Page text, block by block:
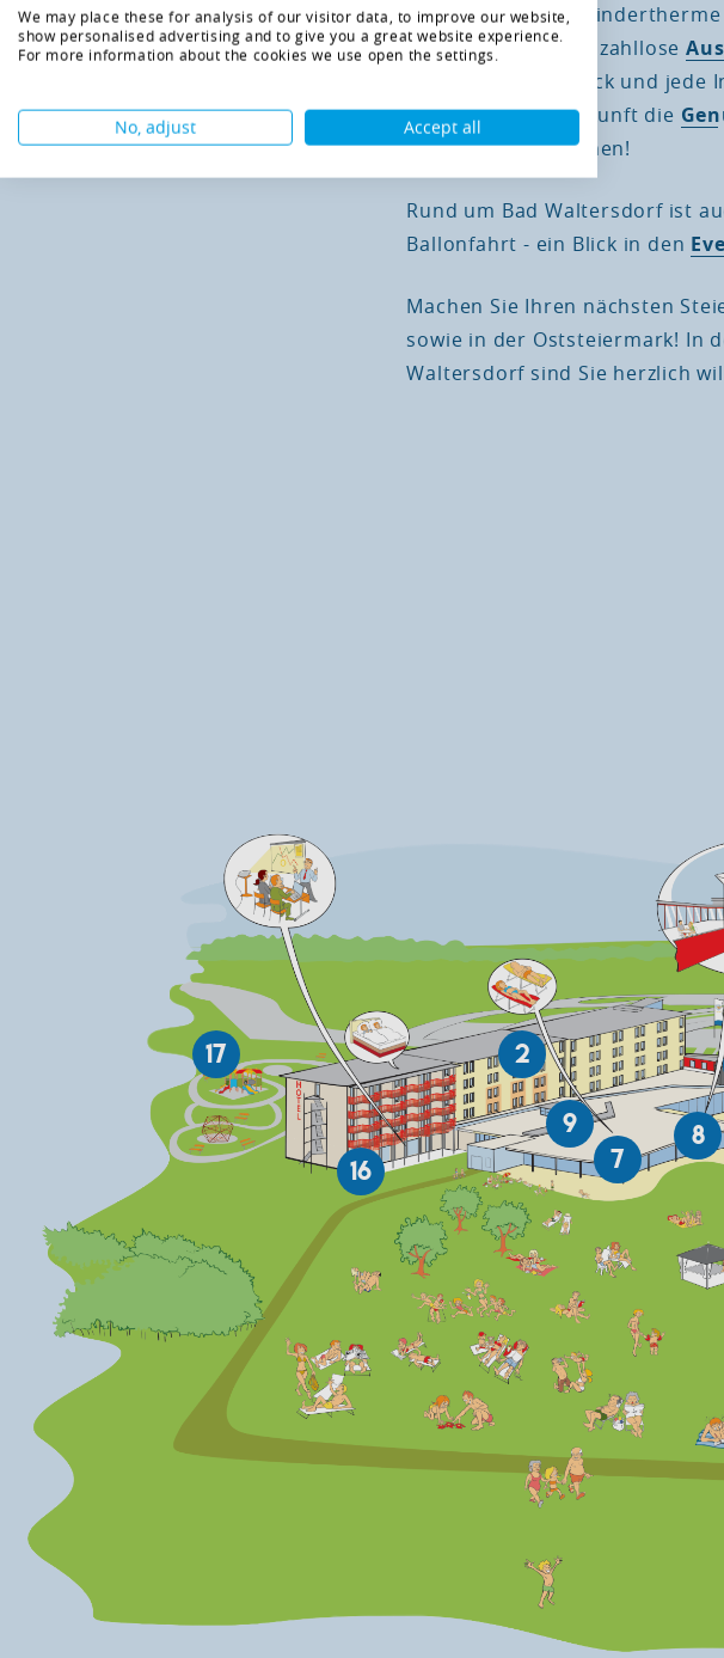
Die Erlebnis- und
Ausgangspunkt für zahllose
für jeden Geschmack und jede
gleich bei Ihrer Ankunft die
über 280 Attraktionen!
Rund um Bad Waltersdorf ist
Ballonfahrt - ein Blick in den
Machen Sie Ihren nächsten
sowie in der Oststeiermark! In
Waltersdorf sind Sie herzlich
We may place these for analysis of our visitor data, to improve our website,
show personalised advertising and to give you a great website experience.
For more information about the cookies we use open the settings.
No, adjust Accept all